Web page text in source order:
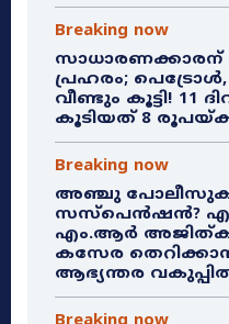
Breaking now
സാധാരണക്കാരന്
പ്രഹരം;
വീണ്ടും കൂട്ടി! 11
കൂടിയത് 8
Breaking now
അഞ്ചു
സസ്‌പെൻഷൻ?
എം.ആർ
കസേര
ആഭ്യന്തര